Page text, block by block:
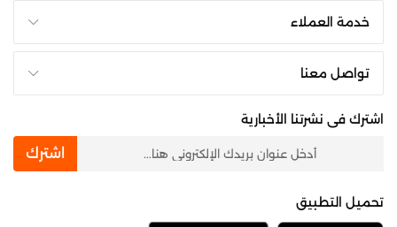
خدمة العملاء
تواصل معنا
اشترك فى نشرتنا الأخبارية
اشترك
تحميل التطبيق